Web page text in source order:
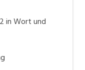
in Wort und